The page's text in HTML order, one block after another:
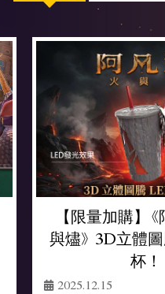
【限量加購】
與燼》 3D立體
杯！
2025.12.15